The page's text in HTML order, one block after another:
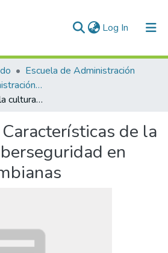
Log In (current)
Escuela de Administración
Maestría en Administración de Riesgos (tesis)
Características de la cultura de ciberseguridad en fintech colombianas
Características de la
en